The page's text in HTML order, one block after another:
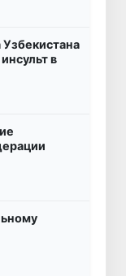
Узбекистана
в